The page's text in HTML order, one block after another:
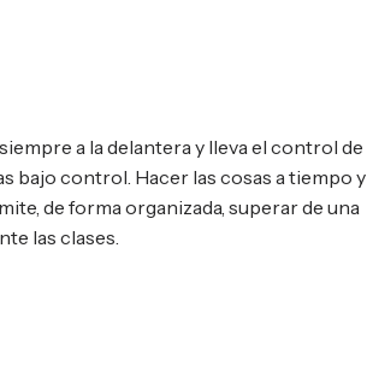
a la delantera y lleva el control de
bajo control. Hacer las cosas a tiempo y
de forma organizada, superar de una
las clases.